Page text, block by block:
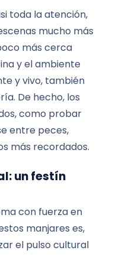
toda la atención,
mucho más
más cerca
y el ambiente
y vivo, también
De hecho, los
como probar
entre peces,
más recordados.
un festín
con fuerza en
manjares es,
el pulso cultural